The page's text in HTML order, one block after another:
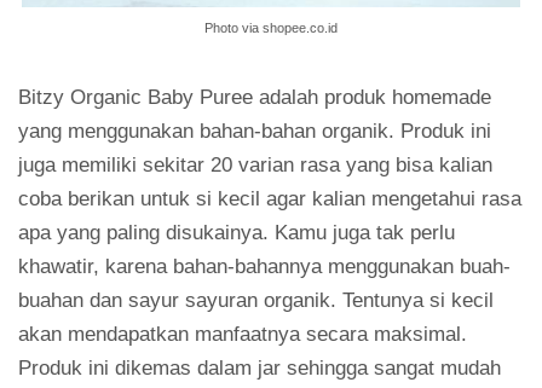
Photo via shopee.co.id
Bitzy Organic Baby Puree adalah produk homemade
yang menggunakan bahan-bahan organik. Produk ini
juga memiliki sekitar 20 varian rasa yang bisa kalian
coba berikan untuk si kecil agar kalian mengetahui rasa
apa yang paling disukainya. Kamu juga tak perlu
khawatir, karena bahan-bahannya menggunakan buah-
buahan dan sayur sayuran organik. Tentunya si kecil
akan mendapatkan manfaatnya secara maksimal.
Produk ini dikemas dalam jar sehingga sangat mudah